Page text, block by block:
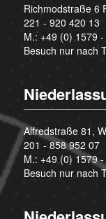
Richmodstraße 6
221 - 920 420 13
M.: +49 (0) 1579
Besuch nur nach
Alfredstraße 81,
201 - 858 952 07
M.: +49 (0) 1579
Besuch nur nach